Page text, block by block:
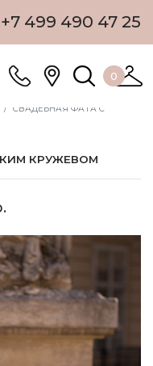
+7 499 490 47 25
0
СВАДЕБНАЯ ФАТА С
КРУЖЕВОМ